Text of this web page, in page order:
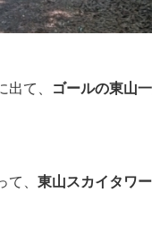
出て、
ゴールの東山
て、 東山スカイタワ